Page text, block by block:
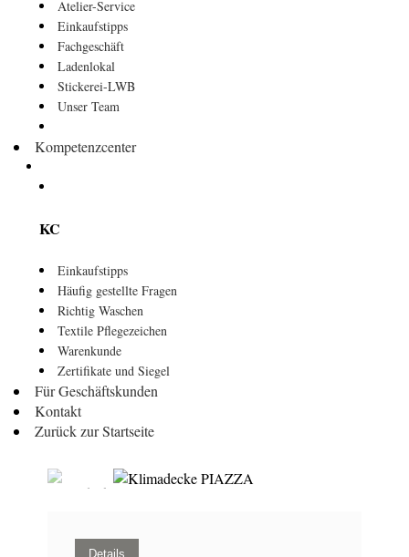
Atelier-Service
Einkaufstipps
Fachgeschäft
Ladenlokal
Stickerei-LWB
Unser Team
Kompetenzcenter
KC
Einkaufstipps
Häufig gestellte Fragen
Richtig Waschen
Textile Pflegezeichen
Warenkunde
Zertifikate und Siegel
Für Geschäftskunden
Kontakt
Zurück zur Startseite
Details